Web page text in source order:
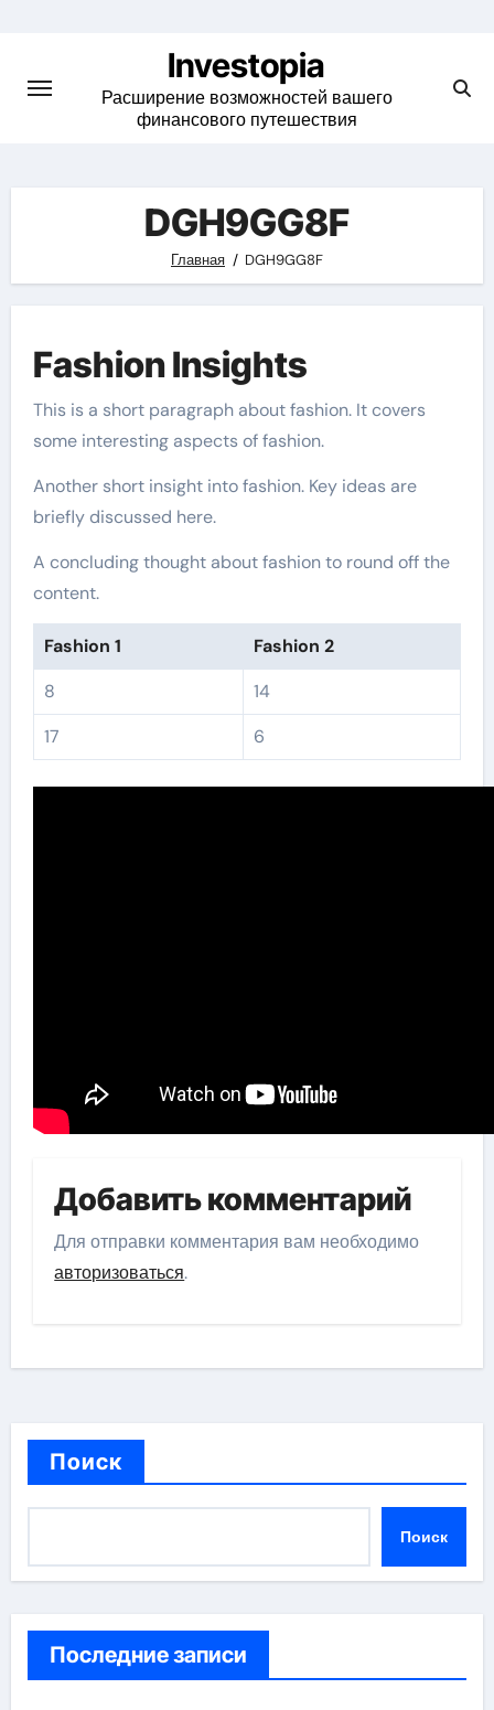
content
Investopia
Расширение возможностей вашего
финансового путешествия
DGH9GG8F
Главная DGH9GG8F
Fashion Insights
This is a short paragraph about fashion. It covers
some interesting aspects of fashion.
Another short insight into fashion. Key ideas are
briefly discussed here.
A concluding thought about fashion to round off the
content.
Fashion 1
Fashion 2
8
14
17
6
Добавить комментарий
Для отправки комментария вам необходимо
авторизоваться.
Поиск
Поиск
Последние записи